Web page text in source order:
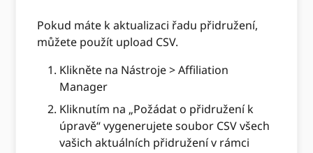
Pokud máte k aktualizaci řadu přidružení,
můžete použít upload CSV.
Klikněte na Nástroje > Affiliation
Manager
Kliknutím na „Požádat o přidružení k
úpravě“ vygenerujete soubor CSV všech
vašich aktuálních přidružení v rámci